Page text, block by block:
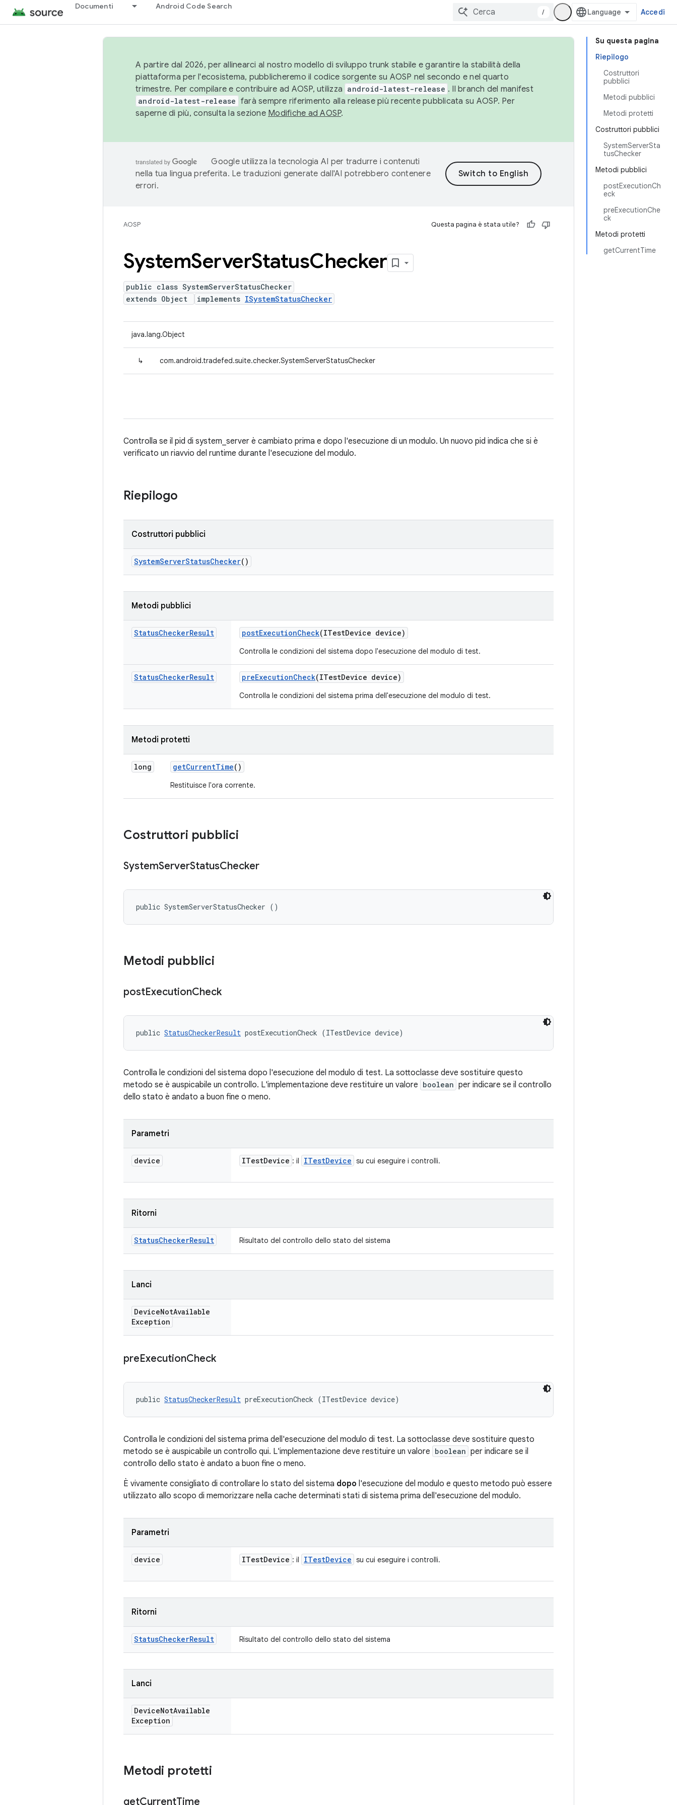
Documenti Android Code Search
/ Accedi
Su questa pagina
Riepilogo
Costruttori
pubblici
Metodi pubblici
Metodi protetti
Costruttori pubblici
SystemServerSta
tusChecker
Metodi pubblici
postExecutionCh
eck
preExecutionChe
ck
Metodi protetti
getCurrentTime
A partire dal 2026, per allinearci al nostro modello di sviluppo trunk stabile e garantire la stabilità della
piattaforma per l'ecosistema, pubblicheremo il codice sorgente su AOSP nel secondo e nel quarto
trimestre. Per compilare e contribuire ad AOSP, utilizza android-latest-release . Il branch del manifest
android-latest-release farà sempre riferimento alla release più recente pubblicata su AOSP. Per
saperne di più, consulta la sezione Modifiche ad AOSP.
Google utilizza la tecnologia AI per tradurre i contenuti
nella tua lingua preferita. Le traduzioni generate dall'AI potrebbero contenere
errori.
AOSP Questa pagina è stata utile?
SystemServerStatusChecker
public class SystemServerStatusChecker
extends Object
implements ISystemStatusChecker
java.lang.Object
↳ com.android.tradefed.suite.checker.SystemServerStatusChecker
Controlla se il pid di system_server è cambiato prima e dopo l'esecuzione di un modulo. Un nuovo pid indica che si è
verificato un riavvio del runtime durante l'esecuzione del modulo.
Riepilogo
Costruttori pubblici
SystemServerStatusChecker()
Metodi pubblici
StatusCheckerResult postExecutionCheck(ITestDevice device)
Controlla le condizioni del sistema dopo l'esecuzione del modulo di test.
StatusCheckerResult preExecutionCheck(ITestDevice device)
Controlla le condizioni del sistema prima dell'esecuzione del modulo di test.
Metodi protetti
long getCurrentTime()
Restituisce l'ora corrente.
Costruttori pubblici
SystemServerStatusChecker
public SystemServerStatusChecker ()
Metodi pubblici
postExecutionCheck
public StatusCheckerResult postExecutionCheck (ITestDevice device)
Controlla le condizioni del sistema dopo l'esecuzione del modulo di test. La sottoclasse deve sostituire questo
metodo se è auspicabile un controllo. L'implementazione deve restituire un valore boolean per indicare se il controllo
dello stato è andato a buon fine o meno.
Parametri
device ITestDevice : il ITestDevice su cui eseguire i controlli.
Ritorni
StatusCheckerResult Risultato del controllo dello stato del sistema
Lanci
DeviceNotAvailable
Exception
preExecutionCheck
public StatusCheckerResult preExecutionCheck (ITestDevice device)
Controlla le condizioni del sistema prima dell'esecuzione del modulo di test. La sottoclasse deve sostituire questo
metodo se è auspicabile un controllo qui. L'implementazione deve restituire un valore boolean per indicare se il
controllo dello stato è andato a buon fine o meno.
È vivamente consigliato di controllare lo stato del sistema dopo l'esecuzione del modulo e questo metodo può essere
utilizzato allo scopo di memorizzare nella cache determinati stati di sistema prima dell'esecuzione del modulo.
Parametri
device ITestDevice : il ITestDevice su cui eseguire i controlli.
Ritorni
StatusCheckerResult Risultato del controllo dello stato del sistema
Lanci
DeviceNotAvailable
Exception
Metodi protetti
getCurrentTime